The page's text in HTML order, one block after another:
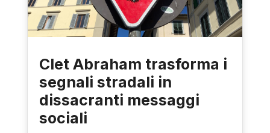
Clet Abraham trasforma i
segnali stradali in
dissacranti messaggi
sociali